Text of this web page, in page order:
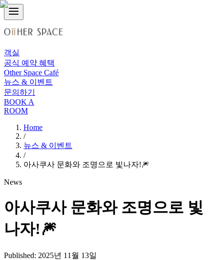
객실
공식 예약 혜택
Other Space Café
뉴스 & 이벤트
문의하기
BOOK A
ROOM
Home
/
뉴스 & 이벤트
/
아사쿠사 문화와 조명으로 빛나자!🎆
News
아사쿠사 문화와 조명으로 빛
나자!🎆
Published: 2025년 11월 13일